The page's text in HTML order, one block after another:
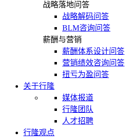
战略落地问答
战略解码问答
BLM咨询问答
薪酬与营销
薪酬体系设计问答
营销绩效咨询问答
扭亏为盈问答
关于行隆
媒体报道
行隆团队
人才招聘
行隆观点